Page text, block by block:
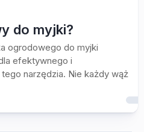
do myjki?
ogrodowego do myjki
efektywnego i
narzędzia. Nie każdy wąż